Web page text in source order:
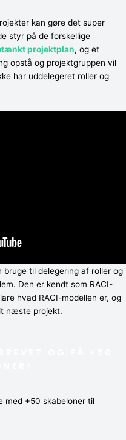
kan gøre det super
styr på de forskellige
projektplan, og et
opstå og projektgruppen vil
har uddelegeret roller og
bruge til delegering af roller og
Den er kendt som RACI-
hvad RACI-modellen er, og
næste projekt.